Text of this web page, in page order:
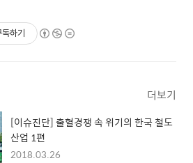
하기
더보기
[이슈진단] 출혈경쟁 속 위기의 한국 철도
산업 1편
2018.03.26